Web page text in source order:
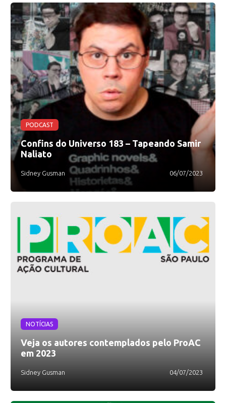
PODCAST
Confins do Universo 183 – Tapeando Samir
Naliato
Sidney Gusman 06/07/2023
NOTÍCIAS
Veja os autores contemplados pelo ProAC
em 2023
Sidney Gusman 04/07/2023